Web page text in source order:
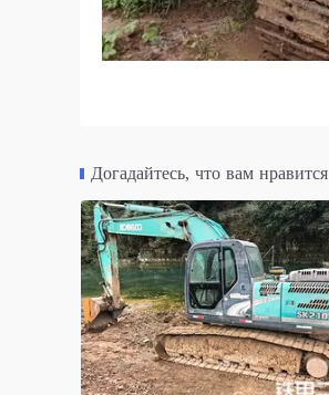
Догадайтесь, что вам нравится